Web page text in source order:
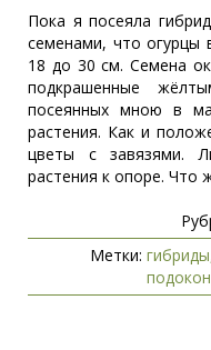
Пока я посеяла
семенами, что огурцы
18 до 30 см. Семена
подкрашенные
посеянных мною в
растения. Как и
цветы с завязями.
растения к опоре.
Метки: гибриды